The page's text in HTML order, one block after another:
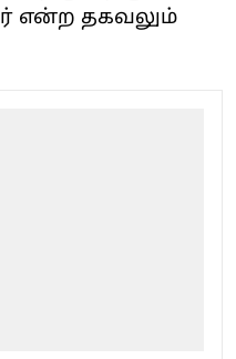
என்ற தகவலும்